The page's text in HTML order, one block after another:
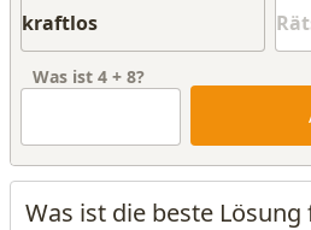
Was ist 4 + 8?
Was ist die beste